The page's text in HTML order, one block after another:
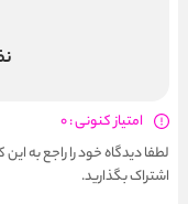
امتیاز کنونی : 0
لطفا دیدگاه خود را راجع به این
اشتراک بگذارید.